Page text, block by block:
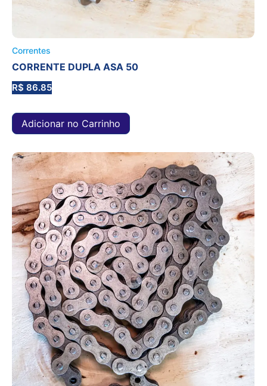
Correntes
CORRENTE DUPLA ASA 50
R$ 86.85
Adicionar no Carrinho